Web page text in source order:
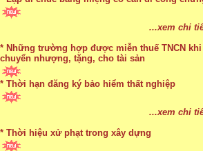
* Lập di chúc bằng miệng có cần đi công chứng
* Những trường hợp được miễn thuế TNCN khi
chuyển nhượng, tặng, cho tài sản
theo pháp luật
* Thời hạn đăng ký bảo hiểm thất nghiệp
* Thời hiệu xử phạt trong xây dựng